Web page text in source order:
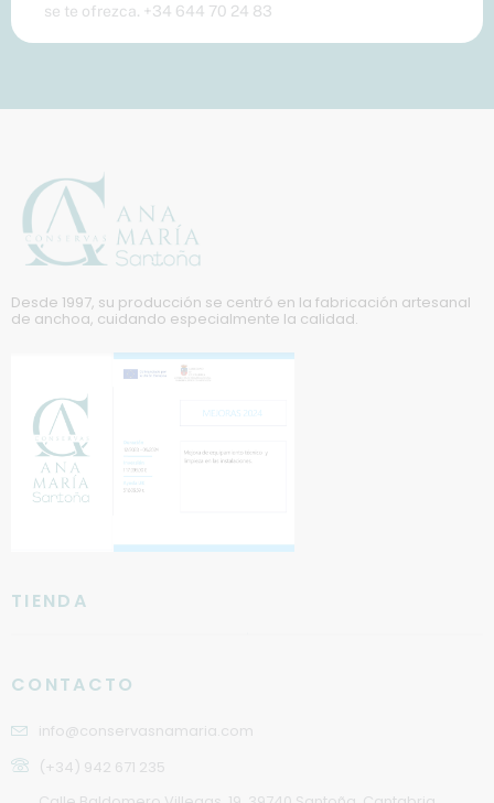
se te ofrezca. +34 644 70 24 83
Desde 1997, su producción se centró en la fabricación artesanal
de anchoa, cuidando especialmente la calidad.
TIENDA
CONTACTO
info@conservasnamaria.com
(+34) 942 671 235